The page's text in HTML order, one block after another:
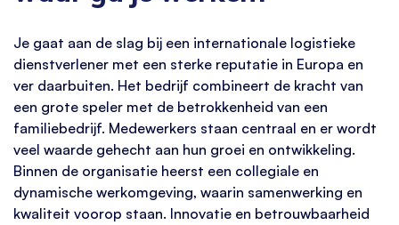
Je gaat aan de slag bij een internationale logistieke
dienstverlener met een sterke reputatie in Europa en
ver daarbuiten. Het bedrijf combineert de kracht van
een grote speler met de betrokkenheid van een
familiebedrijf. Medewerkers staan centraal en er wordt
veel waarde gehecht aan hun groei en ontwikkeling.
Binnen de organisatie heerst een collegiale en
dynamische werkomgeving, waarin samenwerking en
kwaliteit voorop staan. Innovatie en betrouwbaarheid